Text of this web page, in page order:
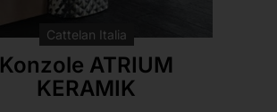
Cattelan Italia
Konzole ATRIUM
KERAMIK